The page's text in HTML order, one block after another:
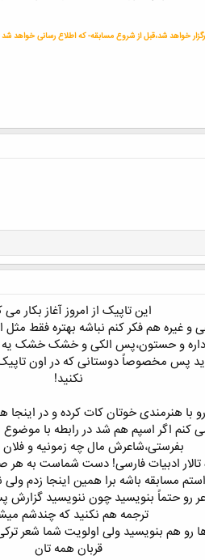
خواهد شد،قبل از شروع مسابقه- که اطلاع رسانی خواهد
این تاپیک از امروز آغاز بکار می
هم فکر کنم نباشه بهتره فقط
و حستون،پس الکی و خشک خشک یه
نکنید!
با هنرمندی خوتان کات کرده و در اینجا
کنم اگر اسپم هم شد در رابطه با
بفرستی،شاعرش مال چه زمونیه و
تالار ادبیات فارسی! دست شماست به
مسابقه باشه برا همین اینجا زدم
رو حتماً بنویسید چون ننویسید
ترجمه هم نکنید که چندشم
رو هم بنویسید ولی اولویت شما شعر
قربان همه تان